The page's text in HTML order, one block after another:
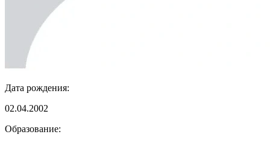
Дата рождения:
02.04.2002
Образование: